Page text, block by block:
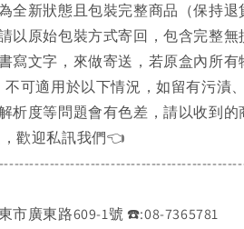
全新狀態且包裝完整商品（保持
以原始包裝方式寄回，包含完整
寫文字，來做寄送，若原盒內所有
不可適用於以下情況，如留有污漬
析度等問題會有色差，請以收到的
歡迎私訊我們👈️
市廣東路609-1號 ☎️:08-7365781